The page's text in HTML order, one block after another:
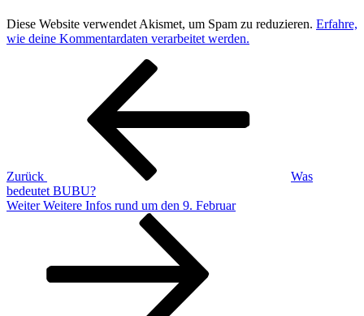
Diese Website verwendet Akismet, um Spam zu reduzieren. Erfahre,
wie deine Kommentardaten verarbeitet werden.
Beitragsnavigation
Zurück
Was
bedeutet BUBU?
Nächster
Weiter Weitere Infos rund um den 9. Februar